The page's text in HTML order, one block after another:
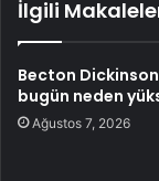
İlgili
Becton
bugün neden
Ağustos 7, 2026